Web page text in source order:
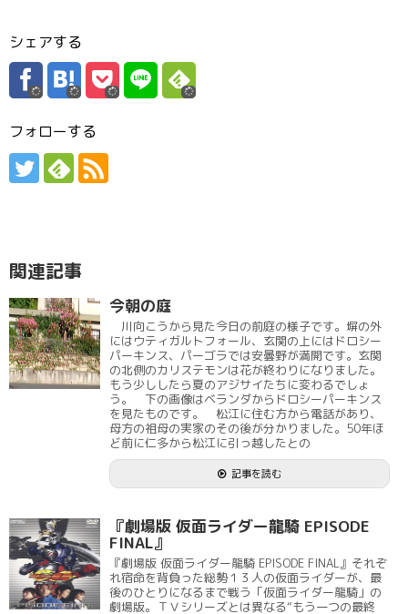
シェアする
フォローする
関連記事
今朝の庭
川向こうから見た今日の前庭の様子です。塀の外
にはウティガルトフォール、玄関の上にはドロシー
パーキンス、パーゴラでは安曇野が満開です。玄関
の北側のカリステモンは花が終わりになりました。
もう少ししたら夏のアジサイたちに変わるでしょ
う。 下の画像はベランダからドロシーパーキンス
を見たものです。 松江に住む方から電話があり、
母方の祖母の実家のその後が分かりました。50年ほ
ど前に仁多から松江に引っ越したとの
記事を読む
『劇場版 仮面ライダー龍騎 EPISODE
FINAL』
『劇場版 仮面ライダー龍騎 EPISODE FINAL』それぞ
れ宿命を背負った総勢１３人の仮面ライダーが、最
後のひとりになるまで戦う「仮面ライダー龍騎」の
劇場版。ＴＶシリーズとは異なる“もう一つの最終